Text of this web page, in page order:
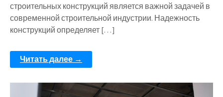
строительных конструкций является важной задачей в
современной строительной индустрии. Надежность
конструкций определяет […]
Читать далее →